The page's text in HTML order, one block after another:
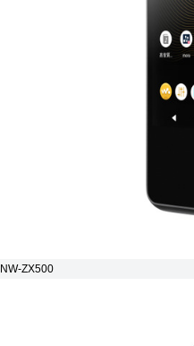
NW-ZX500